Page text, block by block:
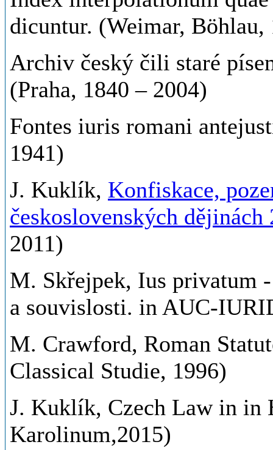
dicuntur. (Weimar, Böhlau,
Archiv český čili staré
(Praha, 1840 – 2004)
Fontes iuris romani
1941)
J. Kuklík, Konfiskace,
československých dějinách
2011)
M. Skřejpek, Ius privatum
a souvislosti. in AUC-
M. Crawford, Roman
Classical Studie, 1996)
J. Kuklík, Czech Law in in
Karolinum,2015)